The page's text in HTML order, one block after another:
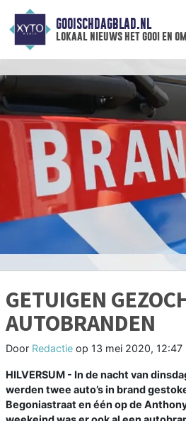
GOOISCHDAGBLAD.NL
lokaal nieuws het gooi en
GETUIGEN
AUTOBRANDEN
Door Redactie op 13 mei 2020, 12:47
HILVERSUM - In de nacht van
werden twee auto’s in brand
Begoniastraat en één op de